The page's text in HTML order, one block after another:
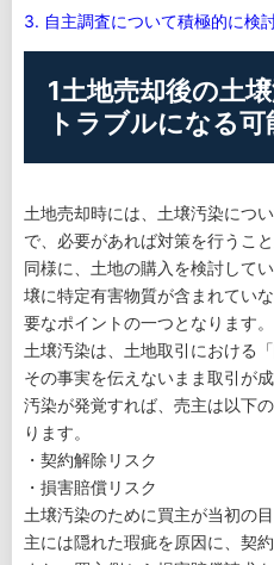
3. 自主調査について積極的に検
1土地売却後の土
トラブルになる可
土地売却時には、土壌汚染につ
で、必要があれば対策を行うこと
同様に、土地の購入を検討して
壌に特定有害物質が含まれてい
要なポイントの一つとなります。
土壌汚染は、土地取引における
その事実を伝えないまま取引が
汚染が発覚すれば、売主は以下
ります。
・契約解除リスク
・損害賠償リスク
土壌汚染のために買主が当初の
主には隠れた瑕疵を原因に、契